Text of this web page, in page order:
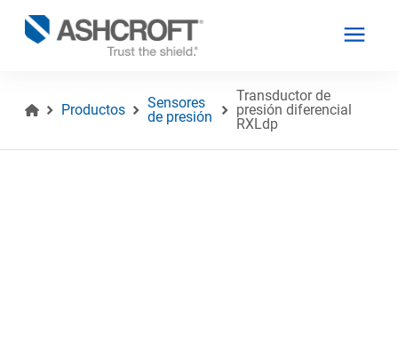
Productos
Sensores
de presión
Transductor de
presión diferencial
RXLdp